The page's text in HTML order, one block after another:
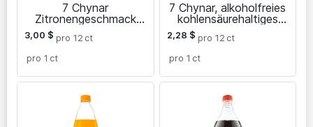
7 Chynar
Zitronengeschmack
alkoholfreies
kohlensäurehaltiges
Getränk 0,5 L
3,00 $ pro 12 ct
pro 1 ct
7 Chynar, alkoholfreies
kohlensäurehaltiges
Orangengeschmack
2,28 $ pro 12 ct
pro 1 ct